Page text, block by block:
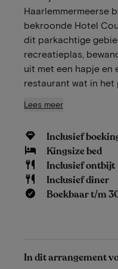
Haarlemmermeerse
bekroonde Hotel
dit parkachtige
recreatieplas,
uit met een hapje en
restaurant wat in het
Lees meer
Inclusief
Kingsize bed
Inclusief ontbijt
Inclusief diner
Boekbaar t/m
In dit arrangement